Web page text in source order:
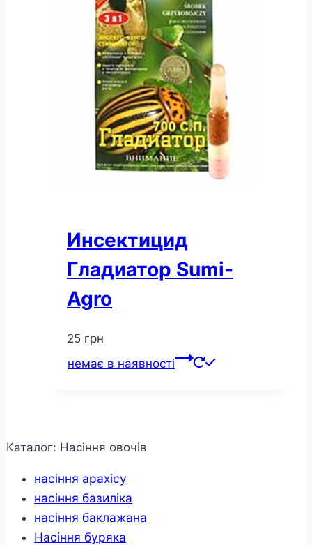
Инсектицид
Гладиатор Sumi-
Agro
25 грн
немає в наявності
Каталог: Насіння овочів
насіння арахісу
насіння базиліка
насіння баклажана
Насіння буряка